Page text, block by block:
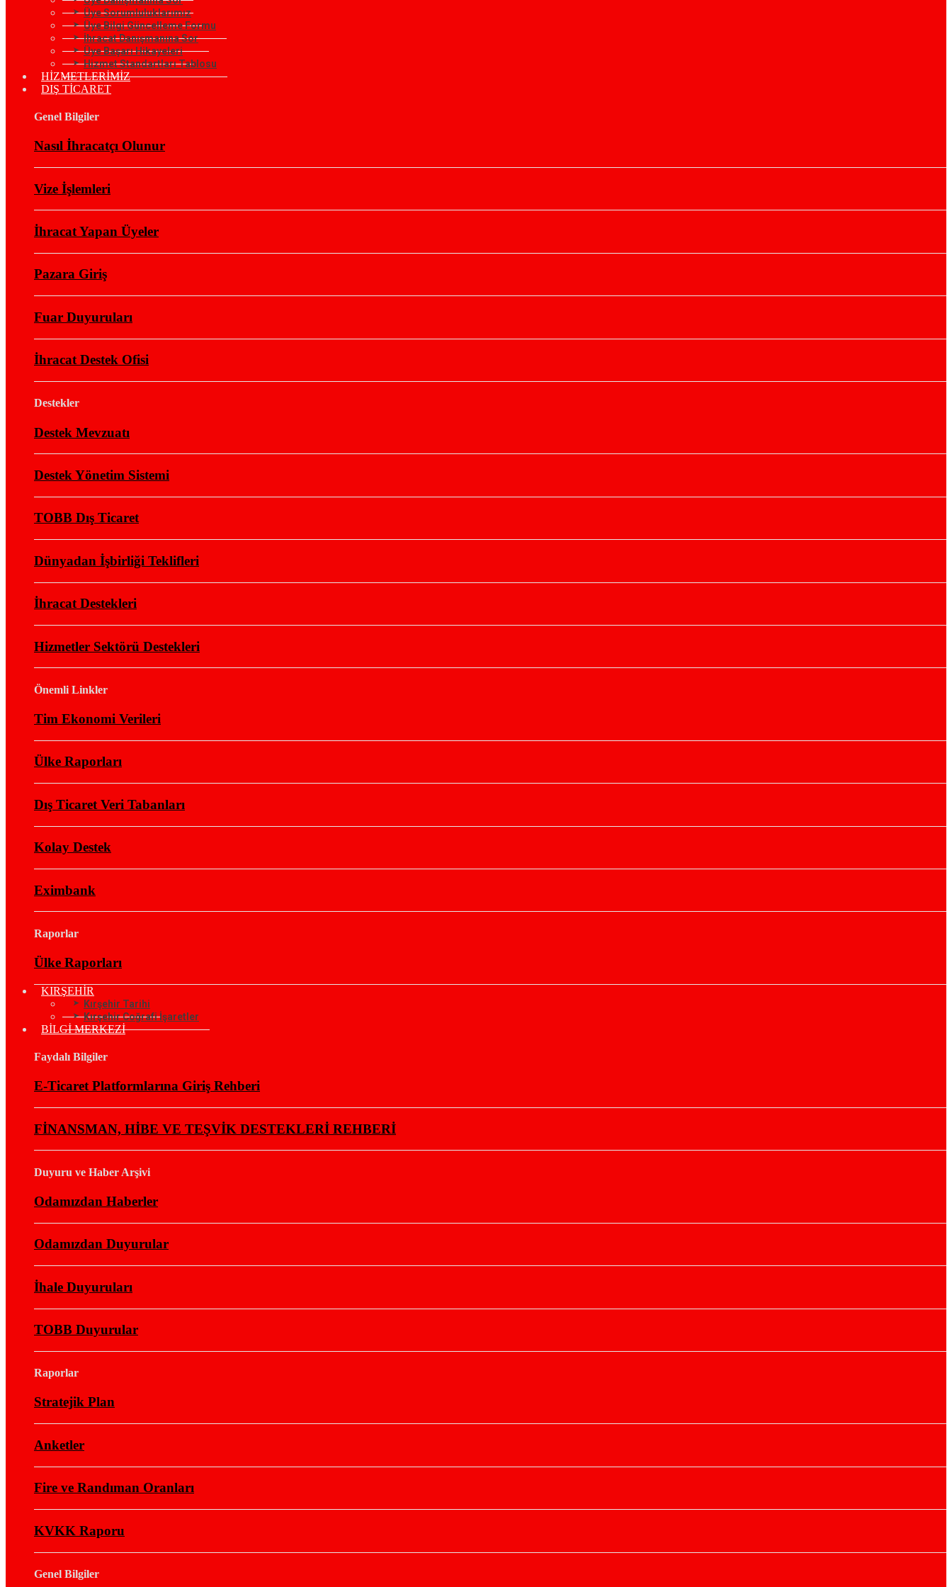
Üye Sorumluluklarımız
Üye Bilgi Güncelleme Formu
İhracat Danışmanına Sor
Üye Başarı Hikayeleri
Hizmet Standartları Tablosu
HİZMETLERİMİZ
DIŞ TİCARET
Genel Bilgiler
Nasıl İhracatçı Olunur
Vize İşlemleri
İhracat Yapan Üyeler
Pazara Giriş
Fuar Duyuruları
İhracat Destek Ofisi
Destekler
Destek Mevzuatı
Destek Yönetim Sistemi
TOBB Dış Ticaret
Dünyadan İşbirliği Teklifleri
İhracat Destekleri
Hizmetler Sektörü Destekleri
Önemli Linkler
Tim Ekonomi Verileri
Ülke Raporları
Dış Ticaret Veri Tabanları
Kolay Destek
Eximbank
Raporlar
Ülke Raporları
KIRŞEHİR
Kırşehir Tarihi
Kırşehir Coğrafi İşaretler
BİLGİ MERKEZİ
Faydalı Bilgiler
E-Ticaret Platformlarına Giriş Rehberi
FİNANSMAN, HİBE VE TEŞVİK DESTEKLERİ REHBERİ
Duyuru ve Haber Arşivi
Odamızdan Haberler
Odamızdan Duyurular
İhale Duyuruları
TOBB Duyurular
Raporlar
Stratejik Plan
Anketler
Fire ve Randıman Oranları
KVKK Raporu
Genel Bilgiler